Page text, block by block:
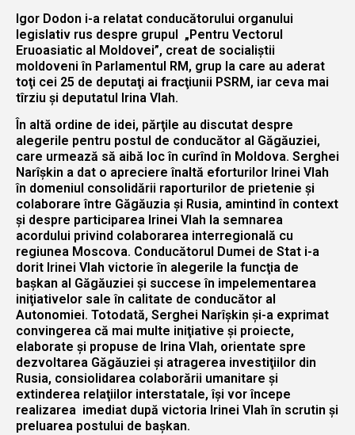
Igor Dodon i-a relatat conducătorului organului
legislativ rus despre grupul „Pentru Vectorul
Eruoasiatic al Moldovei”, creat de socialiştii
moldoveni în Parlamentul RM, grup la care au aderat
toţi cei 25 de deputaţi ai fracţiunii PSRM, iar ceva mai
tîrziu şi deputatul Irina Vlah.
În altă ordine de idei, părţile au discutat despre
alegerile pentru postul de conducător al Găgăuziei,
care urmează să aibă loc în curînd în Moldova. Serghei
Narîşkin a dat o apreciere înaltă eforturilor Irinei Vlah
în domeniul consolidării raporturilor de prietenie şi
colaborare între Găgăuzia şi Rusia, amintind în context
şi despre participarea Irinei Vlah la semnarea
acordului privind colaborarea interregională cu
regiunea Moscova. Conducătorul Dumei de Stat i-a
dorit Irinei Vlah victorie în alegerile la funcţia de
başkan al Găgăuziei şi succese în impelementarea
iniţiativelor sale în calitate de conducător al
Autonomiei. Totodată, Serghei Narîşkin şi-a exprimat
convingerea că mai multe iniţiative şi proiecte,
elaborate şi propuse de Irina Vlah, orientate spre
dezvoltarea Găgăuziei şi atragerea investiţiilor din
Rusia, consiolidarea colaborării umanitare şi
extinderea relaţiilor interstatale, îşi vor începe
realizarea imediat după victoria Irinei Vlah în scrutin şi
preluarea postului de başkan.